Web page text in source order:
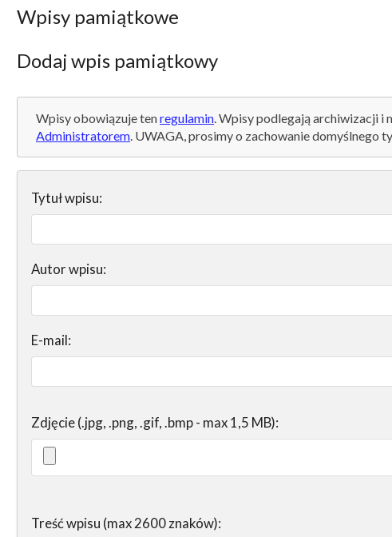
Wpisy pamiątkowe
Dodaj wpis pamiątkowy
Wpisy obowiązuje tenregulamin. Wpisy podlegają archiwizacji i
Administratorem. UWAGA, prosimy o zachowanie domyślnego
Tytuł wpisu:
Autor wpisu:
E-mail:
Zdjęcie (.jpg, .png, .gif, .bmp - max 1,5 MB):
Treść wpisu (max 2600 znaków):